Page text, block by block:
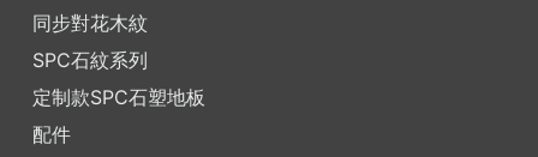
同步對花木紋
SPC石紋系列
定制款SPC石塑地板
配件